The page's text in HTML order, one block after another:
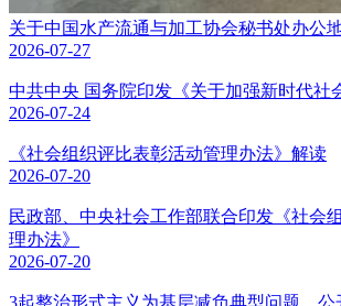
关于中国水产流通与加工协会秘书处办公
2026-07-27
中共中央 国务院印发《关于加强新时代社
2026-07-24
《社会组织评比表彰活动管理办法》解读
2026-07-20
民政部、中央社会工作部联合印发《社会
理办法》
2026-07-20
3起整治形式主义为基层减负典型问题，公